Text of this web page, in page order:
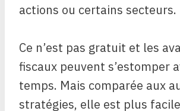
actions ou certains secteurs.
Ce n’est pas gratuit et les
fiscaux peuvent s’estomper
temps. Mais comparée aux
stratégies, elle est plus